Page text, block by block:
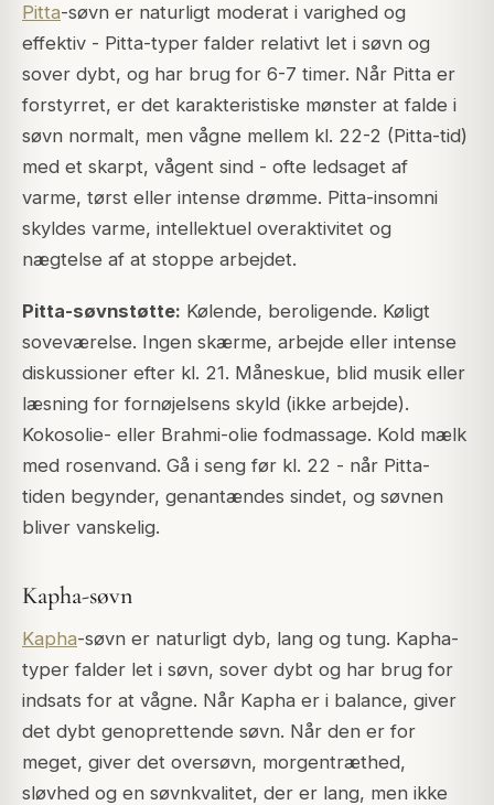
Pitta-søvn er naturligt moderat i varighed og
effektiv - Pitta-typer falder relativt let i søvn og
sover dybt, og har brug for 6-7 timer. Når Pitta er
forstyrret, er det karakteristiske mønster at falde i
søvn normalt, men vågne mellem kl. 22-2 (Pitta-tid)
med et skarpt, vågent sind - ofte ledsaget af
varme, tørst eller intense drømme. Pitta-insomni
skyldes varme, intellektuel overaktivitet og
nægtelse af at stoppe arbejdet.
Pitta-søvnstøtte: Kølende, beroligende. Køligt
soveværelse. Ingen skærme, arbejde eller intense
diskussioner efter kl. 21. Måneskue, blid musik eller
læsning for fornøjelsens skyld (ikke arbejde).
Kokosolie- eller Brahmi-olie fodmassage. Kold mælk
med rosenvand. Gå i seng før kl. 22 - når Pitta-
tiden begynder, genantændes sindet, og søvnen
bliver vanskelig.
Kapha-søvn
Kapha-søvn er naturligt dyb, lang og tung. Kapha-
typer falder let i søvn, sover dybt og har brug for
indsats for at vågne. Når Kapha er i balance, giver
det dybt genoprettende søvn. Når den er for
meget, giver det oversøvn, morgentræthed,
sløvhed og en søvnkvalitet, der er lang, men ikke